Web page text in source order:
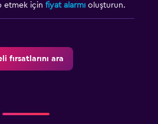
etmek için fiyat alarmı oluşturun.
fırsatlarını ara